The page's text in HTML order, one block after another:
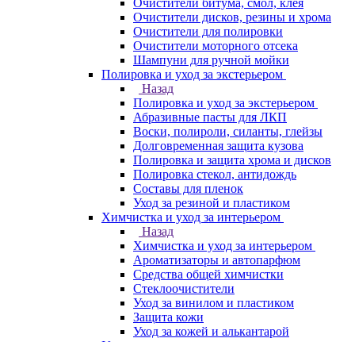
Очистители битума, смол, клея
Очистители дисков, резины и хрома
Очистители для полировки
Очистители моторного отсека
Шампуни для ручной мойки
Полировка и уход за экстерьером
Назад
Полировка и уход за экстерьером
Абразивные пасты для ЛКП
Воски, полироли, силанты, глейзы
Долговременная защита кузова
Полировка и защита хрома и дисков
Полировка стекол, антидождь
Составы для пленок
Уход за резиной и пластиком
Химчистка и уход за интерьером
Назад
Химчистка и уход за интерьером
Ароматизаторы и автопарфюм
Средства общей химчистки
Стеклоочистители
Уход за винилом и пластиком
Защита кожи
Уход за кожей и алькантарой